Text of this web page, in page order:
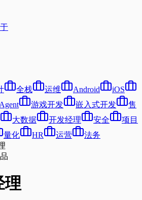
全栈 运维 Android
iOS
游戏开发 嵌入式开发
售
大数据 开发经理 安全
项目
量化 HR 运营
法务
理